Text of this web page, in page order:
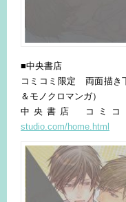
■中央書店
コミコミ限定 両面描き
＆モノクロマンガ）
中央書店 コミ
studio.com/home.html